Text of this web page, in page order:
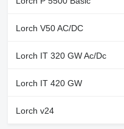
Lorch V50 AC/DC
Lorch IT 320 GW Ac/Dc
Lorch IT 420 GW
Lorch v24